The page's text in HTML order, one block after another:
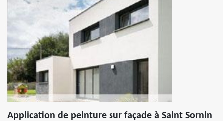
Application de peinture sur façade à Saint Sornin